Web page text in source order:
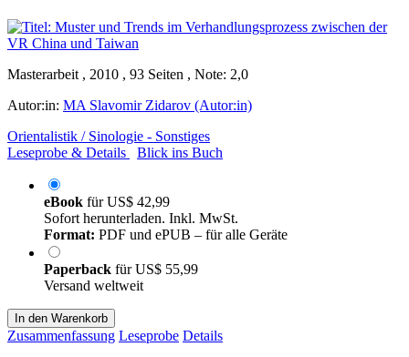
Masterarbeit , 2010 , 93 Seiten , Note: 2,0
Autor:in: MA Slavomir Zidarov (Autor:in)
Orientalistik / Sinologie - Sonstiges
Leseprobe & Details
Blick ins Buch
eBook fürUS$ 42,99
Sofort herunterladen. Inkl. MwSt.
Format: PDF und ePUB – für alle Geräte
Paperback fürUS$ 55,99
Versand weltweit
In den Warenkorb
Zusammenfassung Leseprobe Details